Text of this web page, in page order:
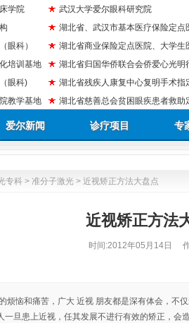
学院
眼科）
培训基地
眼科)
教学基地
武汉大学爱尔眼科研究院
湖北省、武汉市基本医疗保险定点
湖北省商业保险定点医院、大学生
湖北省归国华侨联合会侨爱心光明
湖北省残疾人康复中心复明手术指
湖北省慈善总会贫困眼疾患者救助
爱尔新闻 诊疗项目 专
专科 > 准分子激光 > 近视矫正方法大盘点
近视矫正方法
时间:2012年05月14日
作
烦恼和痛苦，广大 近视 朋友都是深有体会，不
一旦患上近视，任其发展不进行有效的矫正，会